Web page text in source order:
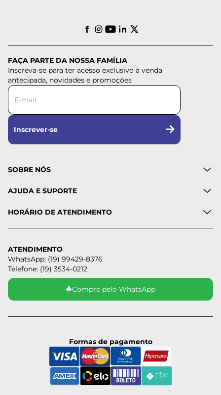
FAÇA PARTE DA NOSSA FAMÍLIA
Inscreva-se para ter acesso exclusivo à venda
antecipada, novidades e promoções
Inscrever-se
SOBRE NÓS
AJUDA E SUPORTE
HORÁRIO DE ATENDIMENTO
ATENDIMENTO
WhatsApp: (19) 99429-8376
Telefone: (19) 3534-0212
☘Compre pelo WhatsApp
Formas de pagamento